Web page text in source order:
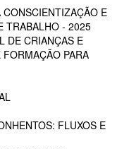
E
TRABALHO - 2025
DE CRIANÇAS E
PARA
FLUXOS E